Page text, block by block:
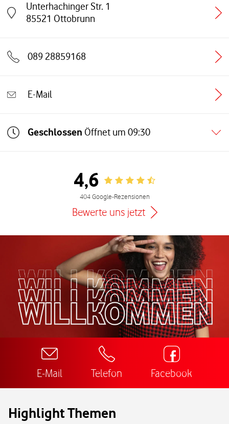
Unterhachinger Str. 1
85521 Ottobrunn
Link öffnet in einem neuen Tab
089 28859168
E-Mail
Geschlossen Öffnet um 09:30
4,6 Rating 4.6
404 Google-Rezensionen
Bewerte uns jetzt
E-Mail Telefon Facebook
Highlight Themen